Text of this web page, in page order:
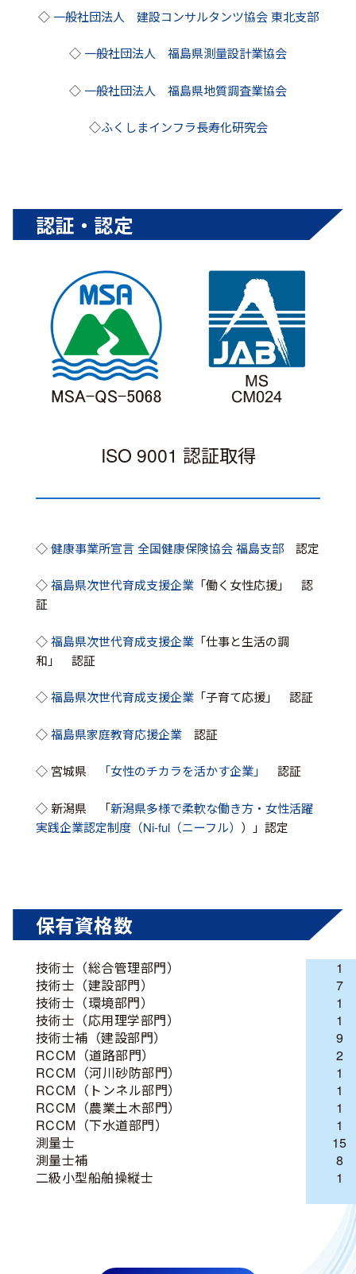
◇ 一般社団法人 建設コンサルタンツ協会 東北支部
◇ 一般社団法人 福島県測量設計業協会
◇ 一般社団法人 福島県地質調査業協会
◇ふくしまインフラ長寿化研究会
認証・認定
ISO 9001 認証取得
◇健康事業所宣言 全国健康保険協会 福島支部 認定
◇福島県次世代育成支援企業 「働く女性応援」 認
証
◇福島県次世代育成支援企業 「仕事と生活の調
和」 認証
◇福島県次世代育成支援企業 「子育て応援」 認証
◇福島県家庭教育応援企業 認証
◇ 宮城県 「女性のチカラを活かす企業」 認証
◇ 新潟県 「新潟県多様で柔軟な働き方・女性活躍
実践企業認定制度（Ni-ful（ニーフル） ）」認定
保有資格数
技術士（総合管理部門）
1
技術士（建設部門）
7
技術士（環境部門）
1
技術士（応用理学部門）
1
技術士補（建設部門）
9
RCCM（道路部門）
2
RCCM（河川砂防部門）
1
RCCM（トンネル部門）
1
RCCM（農業土木部門）
1
RCCM（下水道部門）
1
測量士
15
測量士補
8
二級小型船舶操縦士
1